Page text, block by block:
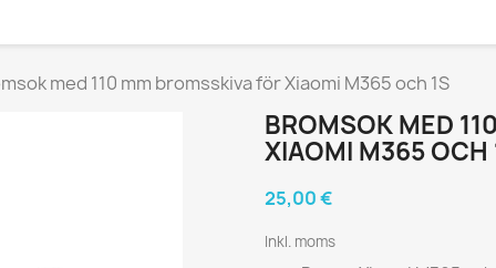
med 110 mm bromsskiva för Xiaomi M365 och 1S
BROMSOK MED
XIAOMI M365 OCH
25,00 €
Inkl. moms